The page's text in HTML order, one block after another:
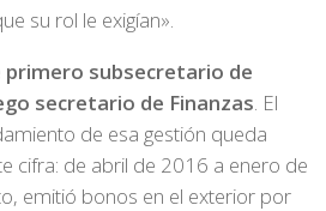
su rol le exigían».
subsecretario de
secretario de Finanzas. El
de esa gestión queda
cifra: de abril de 2016 a enero de
emitió bonos en el exterior por